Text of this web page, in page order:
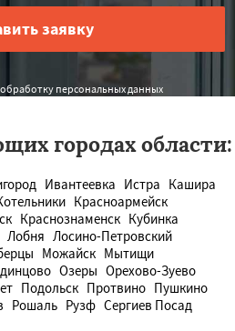
персональных данных
городах области:
Ивантеевка Истра Кашира
Красноармейск
Краснознаменск Кубинка
Лобня Лосино-Петровский
Можайск Мытищи
Озеры Орехово-Зуево
Подольск Протвино Пушкино
Рошаль Рузф Сергиев Посад